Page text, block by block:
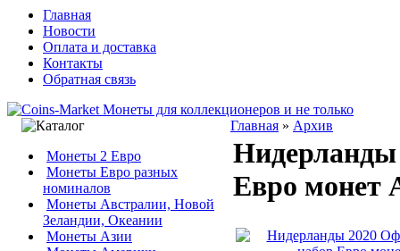
Главная
Новости
Оплата и доставка
Контакты
Обратная связь
Монеты 2 Евро
Монеты Евро разных
номиналов
Монеты Австралии, Новой
Зеландии, Океании
Монеты Азии
Главная » Архив
Нидерланды
Евро монет